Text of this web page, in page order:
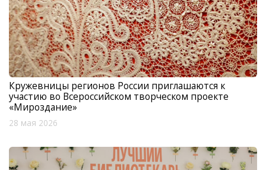
Кружевницы регионов России приглашаются к
участию во Всероссийском творческом проекте
«Мироздание»
28 мая 2026